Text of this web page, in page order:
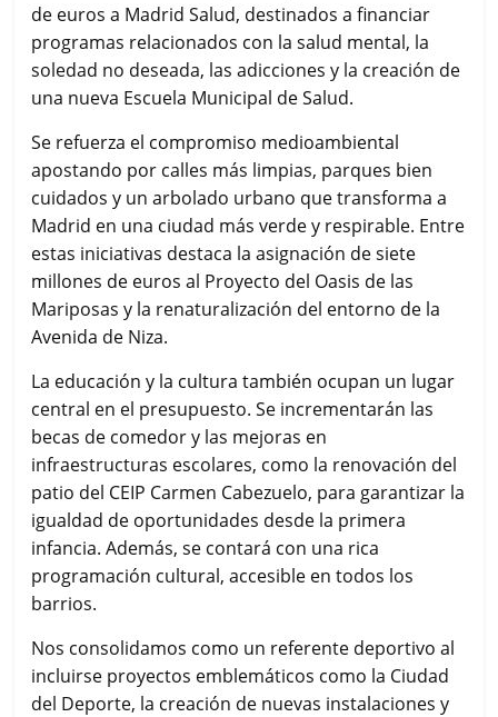
de euros a Madrid Salud, destinados a financiar
programas relacionados con la salud mental, la
soledad no deseada, las adicciones y la creación de
una nueva Escuela Municipal de Salud.
Se refuerza el compromiso medioambiental
apostando por calles más limpias, parques bien
cuidados y un arbolado urbano que transforma a
Madrid en una ciudad más verde y respirable. Entre
estas iniciativas destaca la asignación de siete
millones de euros al Proyecto del Oasis de las
Mariposas y la renaturalización del entorno de la
Avenida de Niza.
La educación y la cultura también ocupan un lugar
central en el presupuesto. Se incrementarán las
becas de comedor y las mejoras en
infraestructuras escolares, como la renovación del
patio del CEIP Carmen Cabezuelo, para garantizar la
igualdad de oportunidades desde la primera
infancia. Además, se contará con una rica
programación cultural, accesible en todos los
barrios.
Nos consolidamos como un referente deportivo al
incluirse proyectos emblemáticos como la Ciudad
del Deporte, la creación de nuevas instalaciones y